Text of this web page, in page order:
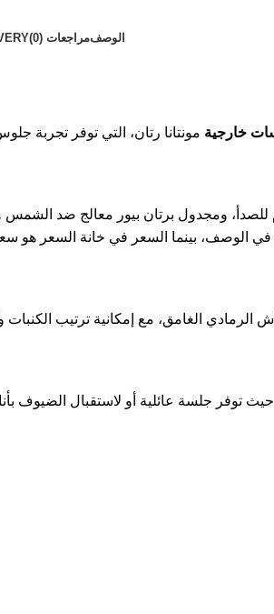
الوصفمراجعات (0)
خارجية مونتانا رتان، التي توفر تجربة
ومجدول برتان بيور معالج ضد الشمس
الرمادي الغامق، مع إمكانية ترتيب
حيث توفر جلسة عائلية أو لاستقبال الضيوف